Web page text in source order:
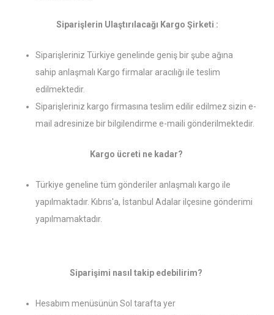
Siparişlerin Ulaştırılacağı Kargo Şirketi :
Siparişleriniz Türkiye genelinde geniş bir şube ağına
sahip anlaşmalı Kargo firmalar aracılığı ile teslim
edilmektedir.
Siparişleriniz kargo firmasına teslim edilir edilmez sizin e-
mail adresinize bir bilgilendirme e-maili gönderilmektedir.
Kargo ücreti ne kadar?
Türkiye geneline tüm gönderiler anlaşmalı kargo ile
yapılmaktadır. Kıbrıs'a, İstanbul Adalar ilçesine gönderimi
yapılmamaktadır.
Siparişimi nasıl takip edebilirim?
Hesabım menüsünün Sol tarafta yer